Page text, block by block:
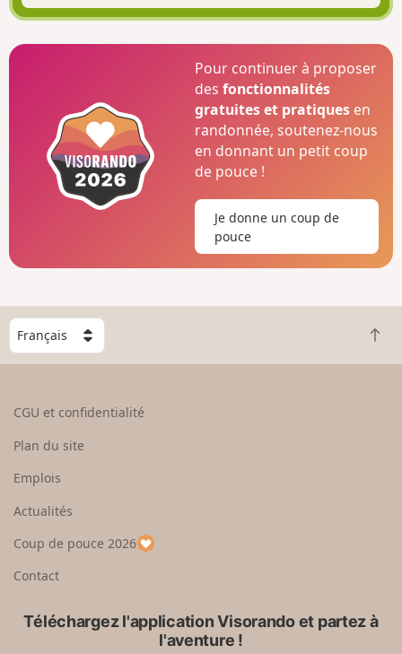
Pour continuer à proposer
desfonctionnalités
gratuites et pratiques en
randonnée, soutenez-nous
en donnant un petit coup
de pouce !
Je donne un coup de
pouce
C
h
o
e
u
p
a
R
e
CGU et confidentialité
Plan du site
Emplois
Actualités
Coup de pouce 2026
Contact
Téléchargez l'application Visorando et partez à
l'aventure !